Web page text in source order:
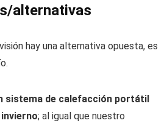
alternativas
hay una alternativa opuesta, es
sistema de calefacción portátil
; al igual que nuestro